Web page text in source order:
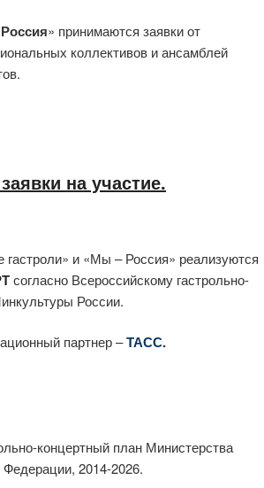
» принимаются заявки от
коллективов и ансамблей
на участие.
и «Мы – Россия» реализуются
согласно Всероссийскому гастрольно-
России.
партнер –ТАСС.
концертный план Министерства
2014-2026.